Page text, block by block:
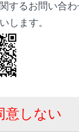
引
するお問い合
します。
意しない